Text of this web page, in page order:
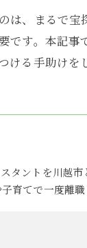
は、まるで
です。本記
る手助けを
タントを川越
育てで一度離